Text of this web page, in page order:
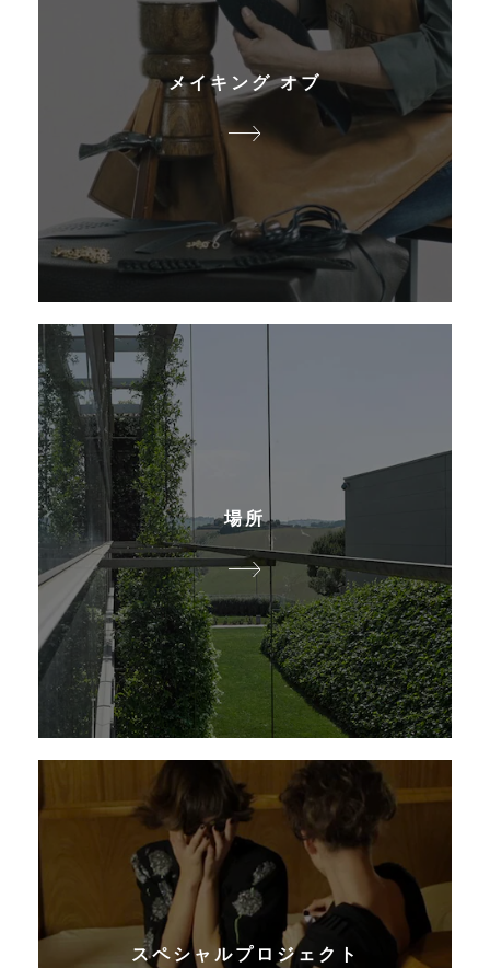
メイキング オブ
場所
スペシャルプロジェクト